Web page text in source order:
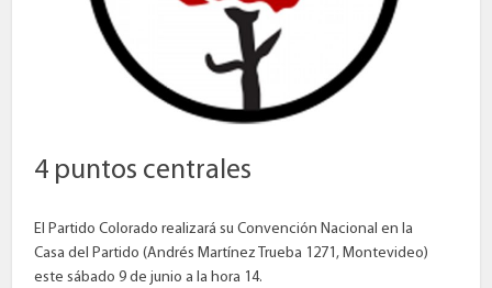
4 puntos centrales
El Partido Colorado realizará su Convención Nacional en la
Casa del Partido (Andrés Martínez Trueba 1271, Montevideo)
este sábado 9 de junio a la hora 14.